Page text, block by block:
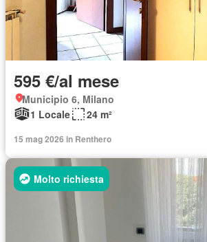
595 €/al mese
Municipio 6, Milano
1 Locale
24 m²
15 mag 2026 in Renthero
Molto richiesta